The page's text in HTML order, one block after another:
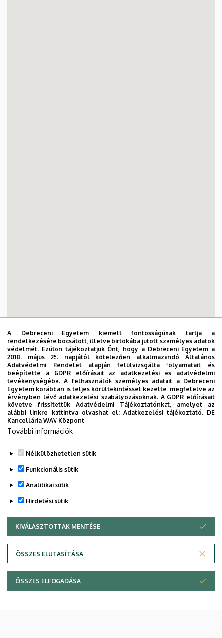
Nemzetközi Oktatást Koordináló Központ épület
A Debreceni Egyetem kiemelt fontosságúnak tartja a
rendelkezésére bocsátott, illetve birtokába jutott személyes adatok
védelmét. Ezúton tájékoztatjuk Önt, hogy a Debreceni Egyetem a
2018. május 25. napjától kötelezően alkalmazandó Általános
Adatvédelmi Rendelet alapján felülvizsgálta folyamatait és
beépítette a GDPR előírásait az adatkezelési és adatvédelmi
tevékenységébe. A felhasználók személyes adatait a Debreceni
Egyetem korábban is teljes körültekintéssel kezelte, megfelelve az
érvényben lévő adatkezelési szabályozásoknak. A GDPR előírásait
követve frissítettük Adatvédelmi Tájékoztatónkat, amelyet az
alábbi linkre kattintva olvashat el:Adatkezelési tájékoztató. DE
Kancellária WAV Központ
További információk
Nélkülözhetetlen sütik
Funkcionális sütik
Analitikai sütik
Hirdetési sütik
KIVÁLASZTOTTAK MENTÉSE
ÖSSZES ELUTASÍTÁSA
WITHDRAW CONSENT
ÖSSZES ELFOGADÁSA